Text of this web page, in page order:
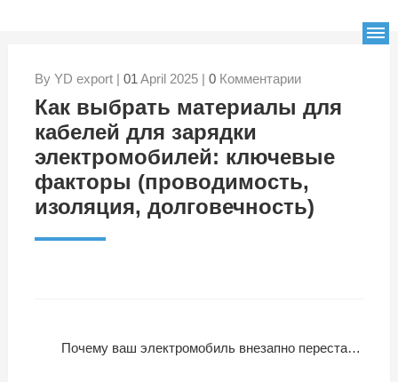
By YD export | 01 April 2025 | 0Комментарии
Как выбрать материалы для
кабелей для зарядки
электромобилей: ключевые
факторы (проводимость,
изоляция, долговечность)
Почему ваш электромобиль внезапно перестает заряжаться? Давайте устраним неполадки!